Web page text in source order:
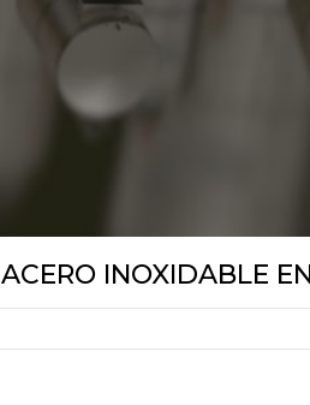
INOXIDABLE